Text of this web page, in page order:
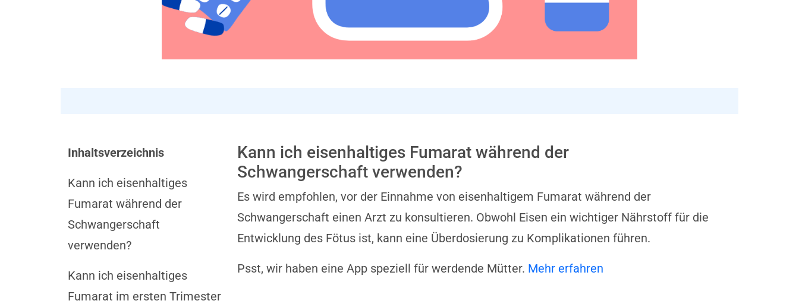
Inhaltsverzeichnis
Kann ich eisenhaltiges
Fumarat während der
Schwangerschaft
verwenden?
Kann ich eisenhaltiges
Fumarat im ersten Trimester
Kann ich eisenhaltiges Fumarat während der
Schwangerschaft verwenden?
Es wird empfohlen, vor der Einnahme von eisenhaltigem Fumarat während der
Schwangerschaft einen Arzt zu konsultieren. Obwohl Eisen ein wichtiger Nährstoff für die
Entwicklung des Fötus ist, kann eine Überdosierung zu Komplikationen führen.
Psst, wir haben eine App speziell für werdende Mütter. Mehr erfahren